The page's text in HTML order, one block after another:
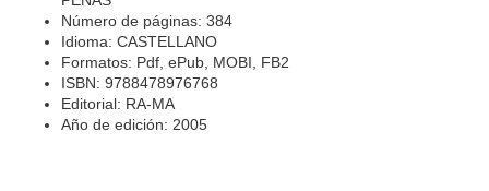
Número de páginas: 384
Idioma: CASTELLANO
Formatos: Pdf, ePub, MOBI, FB2
ISBN: 9788478976768
Editorial: RA-MA
Año de edición: 2005